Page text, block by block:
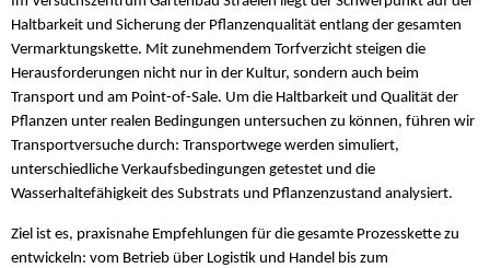
Haltbarkeit und Sicherung der Pflanzenqualität entlang der gesamten
Vermarktungskette. Mit zunehmendem Torfverzicht steigen die
Herausforderungen nicht nur in der Kultur, sondern auch beim
Transport und am Point-of-Sale. Um die Haltbarkeit und Qualität der
Pflanzen unter realen Bedingungen untersuchen zu können, führen wir
Transportversuche durch: Transportwege werden simuliert,
unterschiedliche Verkaufsbedingungen getestet und die
Wasserhaltefähigkeit des Substrats und Pflanzenzustand analysiert.
Ziel ist es, praxisnahe Empfehlungen für die gesamte Prozesskette zu
entwickeln: vom Betrieb über Logistik und Handel bis zum